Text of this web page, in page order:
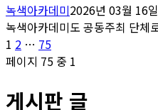
녹색아카데미2026년 03월 16일
녹색아카데미도 공동주최 단체
글
페
페
이
1 페
이
2 … 페
이
75
페이지 75 중 1
게시판 글